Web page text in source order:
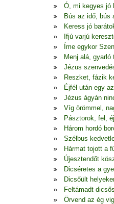
Ó, mi kegyes jó
Bús az idő, bús
Keress jó
Ifjú varjú
Íme egykor
Menj alá,
Jézus
Reszket, fázik
Éjfél után egy
Jézus ágyán
Víg örömmel,
Pásztorok, fel,
Három hordó
Szélbus
Hármat tojott a
Újesztendőt
Dicséretes a
Dicsőült
Feltámadt
Örvend az ég